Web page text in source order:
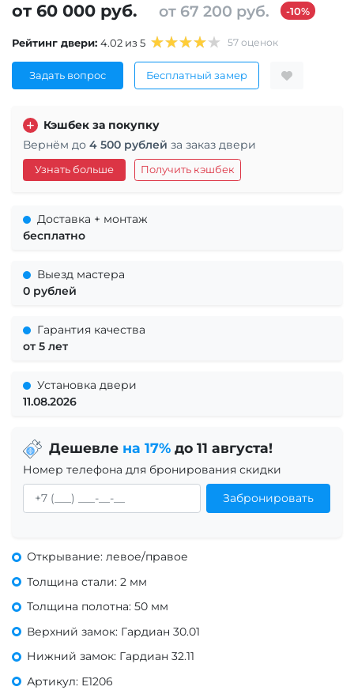
от 60 000 руб. от 67 200 руб. -10%
Рейтинг двери: 4.02 из 5 57 оценок
Задать вопрос Бесплатный замер
Кэшбек за покупку
Вернём до 4 500 рублей за заказ двери
Узнать больше Получить кэшбек
Доставка + монтаж
бесплатно
Выезд мастера
0 рублей
Гарантия качества
от 5 лет
Установка двери
11.08.2026
Дешевле на 17%до 11 августа!
Номер телефона для бронирования скидки
Забронировать
Открывание: левое/правое
Толщина стали: 2 мм
Толщина полотна: 50 мм
Верхний замок: Гардиан 30.01
Нижний замок: Гардиан 32.11
Артикул: Е1206